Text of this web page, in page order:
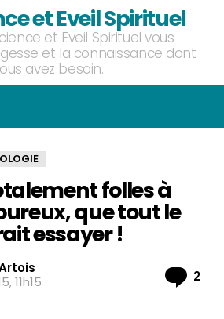
et Eveil Spirituel
et Eveil Spirituel vous
et la connaissance dont
avez besoin.
folles à
que tout le
essayer !
11h15
2